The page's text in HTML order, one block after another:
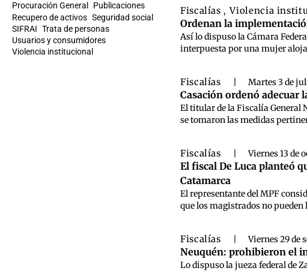
Procuración General
Publicaciones
Recupero de activos Seguridad social
SIFRAI Trata de personas
Usuarios y consumidores
Violencia institucional
Fiscalías , Violencia
Ordenan la
Así lo dispuso la Cámara
interpuesta por una mujer
Fiscalías Martes 3 de
Casación ordenó adecuar
El titular de la Fiscalía General
se tomaron las medidas
Fiscalías Viernes 13 de
El fiscal De Luca planteó
Catamarca
El representante del MPF
que los magistrados no
Fiscalías Viernes 29 de
Neuquén: prohibieron el
Lo dispuso la jueza federal de